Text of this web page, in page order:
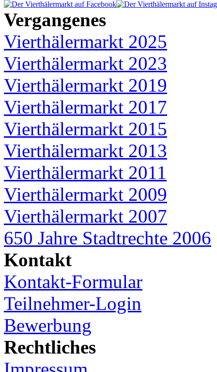
Vergangenes
Vierthälermarkt 2025
Vierthälermarkt 2023
Vierthälermarkt 2019
Vierthälermarkt 2017
Vierthälermarkt 2015
Vierthälermarkt 2013
Vierthälermarkt 2011
Vierthälermarkt 2009
Vierthälermarkt 2007
650 Jahre Stadtrechte 2006
Kontakt
Kontakt-Formular
Teilnehmer-Login
Bewerbung
Rechtliches